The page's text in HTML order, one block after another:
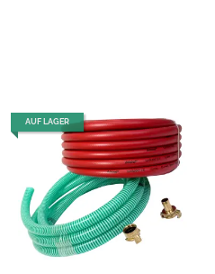
AUF LAGER